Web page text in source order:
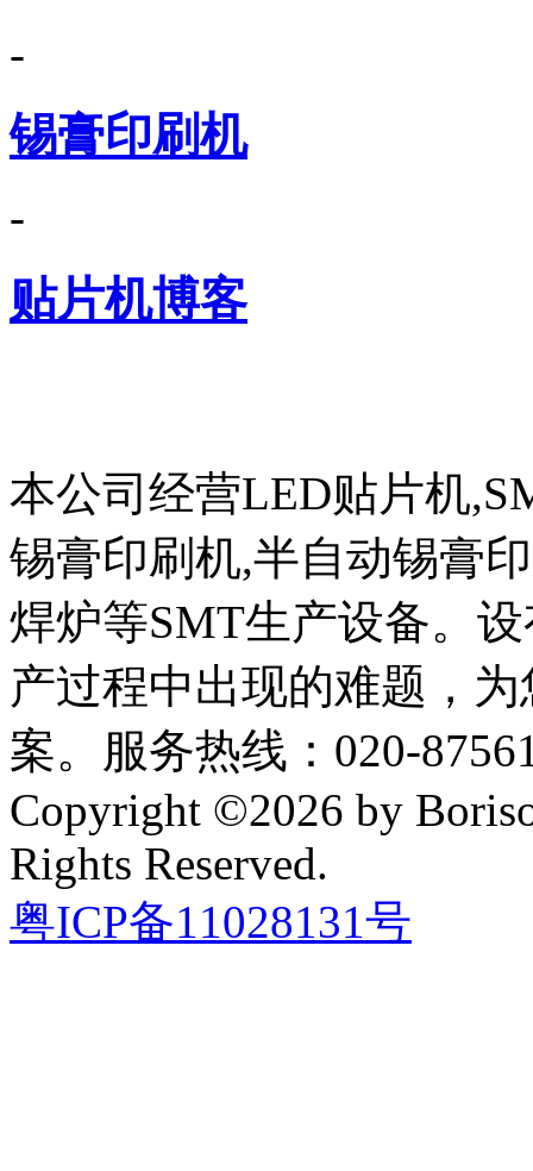
-
锡膏印刷机
-
贴片机博客
本公司经营LED贴片机
锡膏印刷机,半自动锡膏
焊炉等SMT生产设备。
产过程中出现的难题，
案。服务热线：020-
Copyright ©2026 by
Rights Reserved.
粤ICP备11028131号